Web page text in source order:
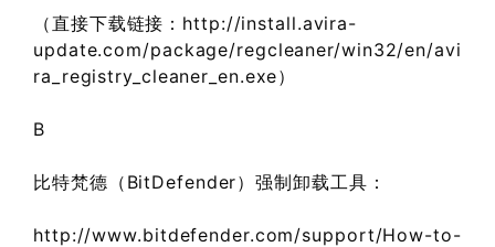
（直接下载链接：http://install.avira-
update.com/package/regcleaner/win32/en/avi
ra_registry_cleaner_en.exe）
B
比特梵德（BitDefender）强制卸载工具：
http://www.bitdefender.com/support/How-to-